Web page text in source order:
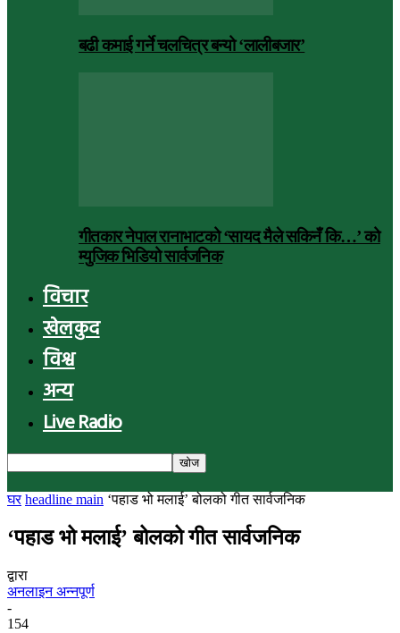
बढी कमाई गर्ने चलचित्र बन्यो ‘लालीबजार’
गीतकार नेपाल रानाभाटको ‘सायद मैले सकिनँ कि…’ को
म्युजिक भिडियो सार्वजनिक
विचार
खेलकुद
विश्व
अन्य
Live Radio
घर headline main ‘पहाड भो मलाई’ बोलको गीत सार्वजनिक
‘पहाड भो मलाई’ बोलको गीत सार्वजनिक
द्वारा
अनलाइन अन्नपूर्ण
-
154